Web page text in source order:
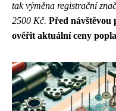
tak výměna registrační
2500 Kč. Před návštěvou
ověřit aktuální ceny